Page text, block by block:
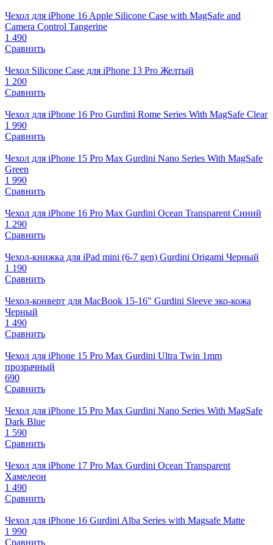
Чехол для iPhone 16 Apple Silicone Case with MagSafe and
Camera Control Tangerine
1 490
Сравнить
Чехол Silicone Case для iPhone 13 Pro Желтый
1 200
Сравнить
Чехол для iPhone 16 Pro Gurdini Rome Series With MagSafe Clear
1 990
Сравнить
Чехол для iPhone 15 Pro Max Gurdini Nano Series With MagSafe
Green
1 990
Сравнить
Чехол для iPhone 16 Pro Max Gurdini Ocean Transparent Синий
1 290
Сравнить
Чехол-книжка для iPad mini (6-7 gen) Gurdini Origami Черный
1 190
Сравнить
Чехол-конверт для MacBook 15-16" Gurdini Sleeve эко-кожа
Черный
1 490
Сравнить
Чехол для iPhone 15 Pro Мах Gurdini Ultra Twin 1mm
прозрачный
690
Сравнить
Чехол для iPhone 15 Pro Max Gurdini Nano Series With MagSafe
Dark Blue
1 590
Сравнить
Чехол для iPhone 17 Pro Max Gurdini Ocean Transparent
Хамелеон
1 490
Сравнить
Чехол для iPhone 16 Gurdini Alba Series with Magsafe Matte
1 990
Сравнить